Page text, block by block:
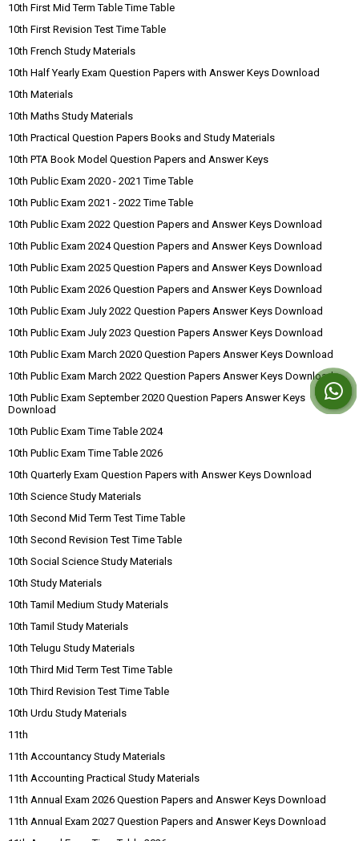
10th First Mid Term Table Time Table
10th First Revision Test Time Table
10th French Study Materials
10th Half Yearly Exam Question Papers with Answer Keys Download
10th Materials
10th Maths Study Materials
10th Practical Question Papers Books and Study Materials
10th PTA Book Model Question Papers and Answer Keys
10th Public Exam 2020 - 2021 Time Table
10th Public Exam 2021 - 2022 Time Table
10th Public Exam 2022 Question Papers and Answer Keys Download
10th Public Exam 2024 Question Papers and Answer Keys Download
10th Public Exam 2025 Question Papers and Answer Keys Download
10th Public Exam 2026 Question Papers and Answer Keys Download
10th Public Exam July 2022 Question Papers Answer Keys Download
10th Public Exam July 2023 Question Papers Answer Keys Download
10th Public Exam March 2020 Question Papers Answer Keys Download
10th Public Exam March 2022 Question Papers Answer Keys Download
10th Public Exam September 2020 Question Papers Answer Keys
Download
10th Public Exam Time Table 2024
10th Public Exam Time Table 2026
10th Quarterly Exam Question Papers with Answer Keys Download
10th Science Study Materials
10th Second Mid Term Test Time Table
10th Second Revision Test Time Table
10th Social Science Study Materials
10th Study Materials
10th Tamil Medium Study Materials
10th Tamil Study Materials
10th Telugu Study Materials
10th Third Mid Term Test Time Table
10th Third Revision Test Time Table
10th Urdu Study Materials
11th
11th Accountancy Study Materials
11th Accounting Practical Study Materials
11th Annual Exam 2026 Question Papers and Answer Keys Download
11th Annual Exam 2027 Question Papers and Answer Keys Download